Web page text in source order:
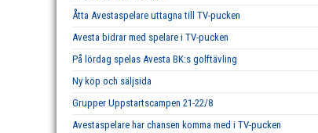
Åtta Avestaspelare uttagna till TV-pucken
Avesta bidrar med spelare i TV-pucken
På lördag spelas Avesta BK:s golftävling
Ny köp och säljsida
Grupper Uppstartscampen 21-22/8
Avestaspelare har chansen komma med i TV-pucken